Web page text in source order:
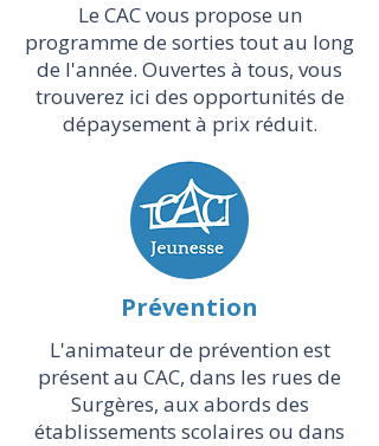
Le CAC vous propose un
programme de sorties tout au long
de l'année. Ouvertes à tous, vous
trouverez ici des opportunités de
dépaysement à prix réduit.
Prévention
L'animateur de prévention est
présent au CAC, dans les rues de
Surgères, aux abords des
établissements scolaires ou dans